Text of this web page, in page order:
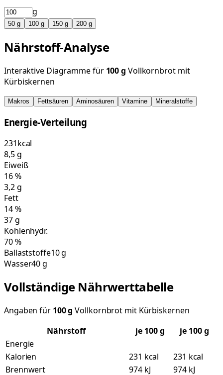
g
50 g 100 g 150 g 200 g
Nährstoff-Analyse
Interaktive Diagramme für 100g Vollkornbrot mit
Kürbiskernen
Makros Fettsäuren Aminosäuren Vitamine Mineralstoffe
Energie-Verteilung
231kcal
8,5g
Eiweiß
16%
3,2g
Fett
14%
37g
Kohlenhydr.
70%
Ballaststoffe10 g
Wasser40 g
Vollständige Nährwerttabelle
Angaben für 100g Vollkornbrot mit Kürbiskernen
Nährstoff
je 100g
je 100 g
Energie
Kalorien
231 kcal
231 kcal
Brennwert
974 kJ 974 kJ